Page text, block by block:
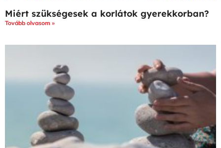
Miért szükségesek a korlátok gyerekkorban?
Tovább olvasom »